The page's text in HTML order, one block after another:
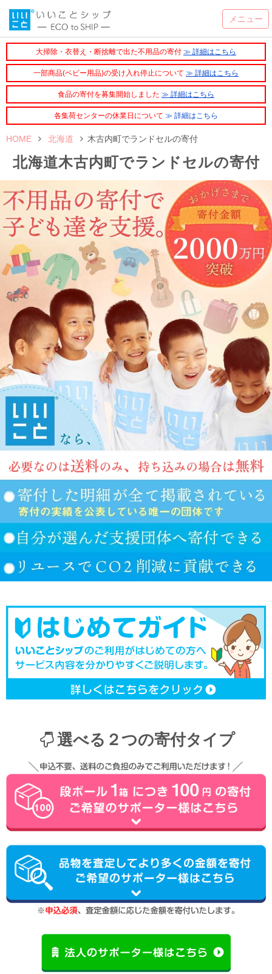
大掃除・衣替え・断捨離で出た不用品の寄付 ≫ 詳細はこちら
一部商品(ベビー用品)の受け入れ停止について ≫ 詳細はこちら
食品の寄付を募集開始しました ≫ 詳細はこちら
各集荷センターの休業日について ≫ 詳細はこちら
HOME 北海道 木古内町でランドセルの寄付
北海道木古内町でランドセルの寄付
選べる２つの寄付タイプ